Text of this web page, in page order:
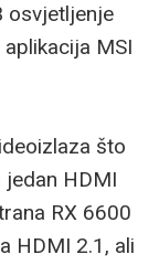
osvjetljenje
MSI
što
HDMI
RX 6600
HDMI 2.1, ali